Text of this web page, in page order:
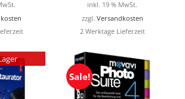
inkl. 19 % MwSt.
zzgl. Versandkosten
2 Werktage Lieferzeit
Sale!